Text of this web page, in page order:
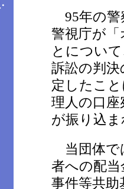
95年の警
警視庁が
とについ
訴訟の判決
定したこ
理人の口座
が振り込
当団体で
者への配
事件等共